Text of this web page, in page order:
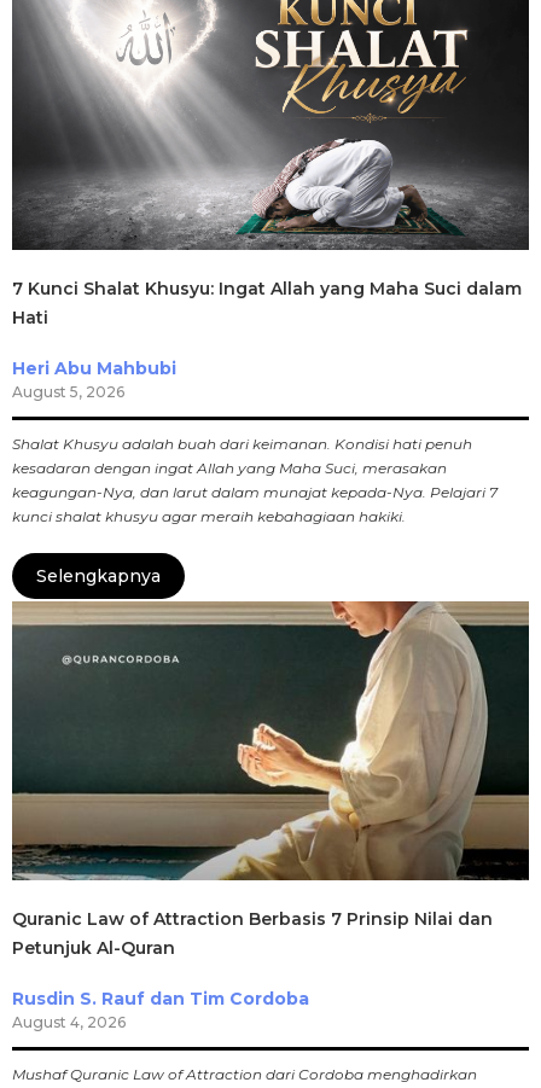
7 Kunci Shalat Khusyu: Ingat Allah yang Maha Suci dalam
Hati
Heri Abu Mahbubi
August 5, 2026
Shalat Khusyu adalah buah dari keimanan. Kondisi hati penuh
kesadaran dengan ingat Allah yang Maha Suci, merasakan
keagungan-Nya, dan larut dalam munajat kepada-Nya. Pelajari 7
kunci shalat khusyu agar meraih kebahagiaan hakiki.
Selengkapnya
Quranic Law of Attraction Berbasis 7 Prinsip Nilai dan
Petunjuk Al-Quran
Rusdin S. Rauf dan Tim Cordoba
August 4, 2026
Mushaf Quranic Law of Attraction dari Cordoba menghadirkan